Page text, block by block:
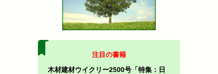
注目の書籍
木材建材ウイクリー2500号「特集：日